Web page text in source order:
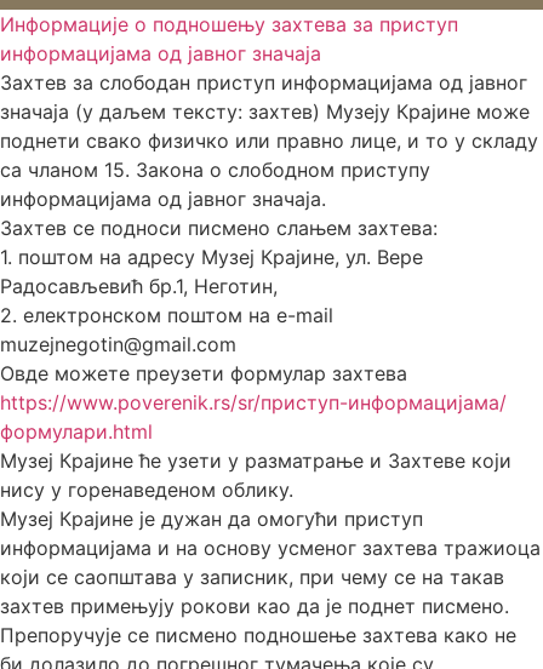
Информације о подношењу захтева за приступ
информацијама од јавног значаја
Захтев за слободан приступ информацијама од јавног
значаја (у даљем тексту: захтев) Музеју Крајине може
поднети свако физичко или правно лице, и то у складу
са чланом 15. Закона о слободном приступу
информацијама од јавног значаја.
Захтев се подноси писмено слањем захтева:
1. поштом на адресу Музеј Крајине, ул. Вере
Радосављевић бр.1, Неготин,
2. електронском поштом на e-mail
muzejnegotin@gmail.com
Овде можете преузети формулар захтева
https://www.poverenik.rs/sr/приступ-информацијама/
формулари.html
Музеј Крајине ће узети у разматрање и Захтеве који
нису у горенаведеном облику.
Музеј Крајине је дужан да омогући приступ
информацијама и на основу усменог захтева тражиоца
који се саопштава у записник, при чему се на такав
захтев примењују рокови као да је поднет писмено.
Препоручује се писмено подношење захтева како не
би долазило до погрешног тумачења које су